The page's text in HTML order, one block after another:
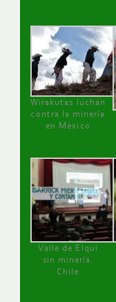
Wirakutas luchan
contra la minería
en México
Valle de Elqui
sin minería.
Chile